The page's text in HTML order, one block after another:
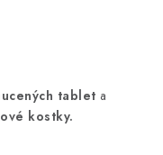
tablet a
kostky.